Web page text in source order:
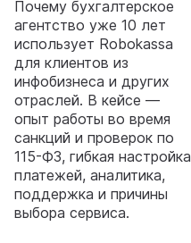
Почему бухгалтерское
агентство уже 10 лет
использует Robokassa
для клиентов из
инфобизнеса и других
отраслей. В кейсе —
опыт работы во время
санкций и проверок по
115-ФЗ, гибкая настройка
платежей, аналитика,
поддержка и причины
выбора сервиса.